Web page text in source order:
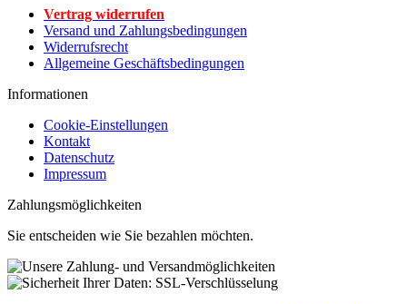
Vertrag widerrufen
Versand und Zahlungsbedingungen
Widerrufsrecht
Allgemeine Geschäftsbedingungen
Informationen
Cookie-Einstellungen
Kontakt
Datenschutz
Impressum
Zahlungsmöglichkeiten
Sie entscheiden wie Sie bezahlen möchten.